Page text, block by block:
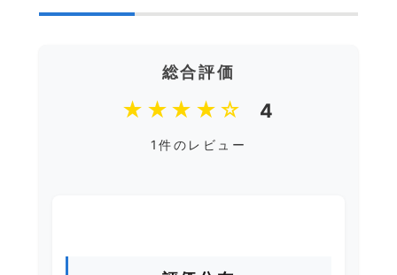
総合評価
★★★★☆ 4
1件のレビュー